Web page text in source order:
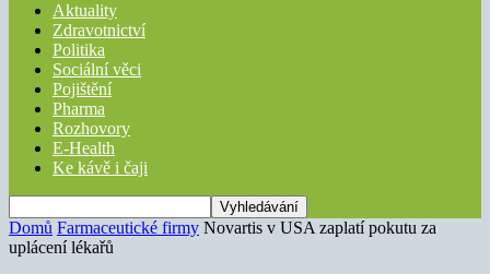
Aktuality
Zdravotnictví
Politika
Sociální věci
Pojištění
Pharma
Rozhovory
E-Health
Ke kávě i čaji
Domů Farmaceutické firmy Novartis v USA zaplatí pokutu za
uplácení lékařů